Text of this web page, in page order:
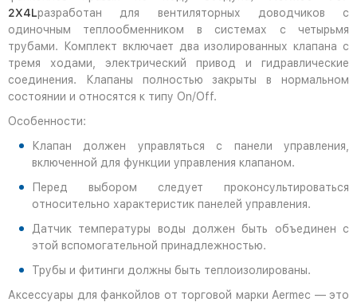
2X4Lразработан для вентиляторных доводчиков с
одиночным теплообменником в системах с четырьмя
трубами. Комплект включает два изолированных клапана с
тремя ходами, электрический привод и гидравлические
соединения. Клапаны полностью закрыты в нормальном
состоянии и относятся к типу On/Off.
Особенности:
Клапан должен управляться с панели управления,
включенной для функции управления клапаном.
Перед выбором следует проконсультироваться
относительно характеристик панелей управления.
Датчик температуры воды должен быть объединен с
этой вспомогательной принадлежностью.
Трубы и фитинги должны быть теплоизолированы.
Аксессуары для фанкойлов от торговой марки Aermec — это